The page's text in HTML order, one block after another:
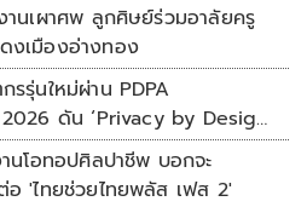
านเผาศพ ลูกศิษย์ร่วมอาลัยครู
งเมืองอ่างทอง
รุ่นใหม่ผ่าน PDPA
ดัน ‘Privacy by Design
ชันคุ้มครองข้อมูลส่วนบุคคลที่
นโอทอปศิลปาชีพ บอกจะ
อ 'ไทยช่วยไทยพลัส เฟส 2'